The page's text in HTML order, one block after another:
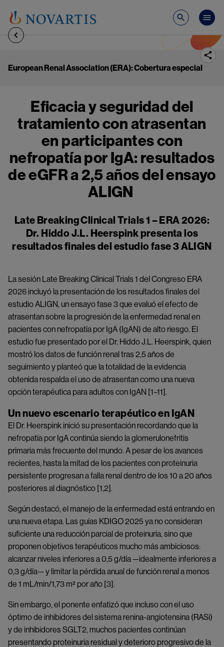
European Renal Association (ERA): Cobertura especial
Eficacia y seguridad del
tratamiento con atrasentan
en participantes con
nefropatía por IgA: resultados
de eGFR a 2,5 años del ensayo
ALIGN
Late Breaking Clinical Trials 1 – ERA 2026:
Dr. Hiddo J.L. Heerspink presenta los
resultados finales del estudio fase 3 ALIGN
La sesión Late Breaking Clinical Trials 1 del Congreso ERA
2026 incluyó la presentación de los resultados finales del
estudio ALIGN, un ensayo fase 3 que evaluó el efecto de
atrasentan sobre la progresión de la enfermedad renal en
pacientes con nefropatía por IgA (IgAN) de alto riesgo. El
estudio fue presentado por el Dr. Hiddo J.L. Heerspink, quien
mostró los datos de función renal tras 2,5 años de
seguimiento y planteó que la totalidad de la evidencia
obtenida respalda el uso de atrasentan como una nueva
opción terapéutica para adultos con IgAN [1–11].
Un nuevo escenario terapéutico en IgAN
El Dr. Heerspink inició su presentación recordando que la
nefropatía por IgA continúa siendo la glomerulonefritis
primaria más frecuente del mundo. A pesar de los avances
recientes, hasta la mitad de los pacientes con proteinuria
persistente progresan a falla renal dentro de los 10 a 20 años
posteriores al diagnóstico [1,2].
Según destacó, el manejo de la enfermedad está entrando en
una nueva etapa. Las guías KDIGO 2025 ya no consideran
suficiente una reducción parcial de proteinuria, sino que
proponen objetivos terapéuticos mucho más ambiciosos:
alcanzar niveles inferiores a 0,5 g/día —idealmente inferiores a
0,3 g/día— y limitar la pérdida anual de función renal a menos
de 1 mL/min/1,73 m² por año [3].
Sin embargo, el ponente enfatizó que incluso con el uso
óptimo de inhibidores del sistema renina-angiotensina (RASi)
y de inhibidores SGLT2, muchos pacientes continúan
presentando proteinuria residual y deterioro progresivo de la